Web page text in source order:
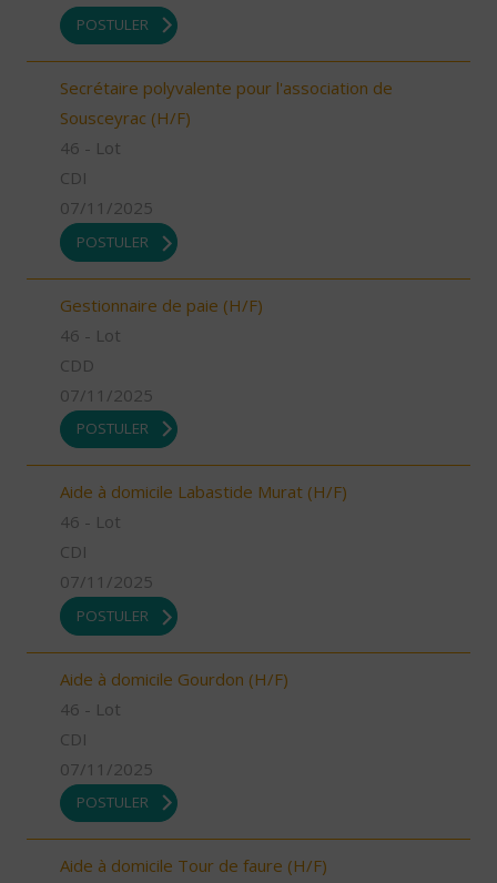
POSTULER
Secrétaire polyvalente pour l'association de
Sousceyrac (H/F)
46 - Lot
CDI
07/11/2025
POSTULER
Gestionnaire de paie (H/F)
46 - Lot
CDD
07/11/2025
POSTULER
Aide à domicile Labastide Murat (H/F)
46 - Lot
CDI
07/11/2025
POSTULER
Aide à domicile Gourdon (H/F)
46 - Lot
CDI
07/11/2025
POSTULER
Aide à domicile Tour de faure (H/F)